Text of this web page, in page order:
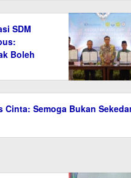
SDM
Boleh
Cinta: Semoga Bukan